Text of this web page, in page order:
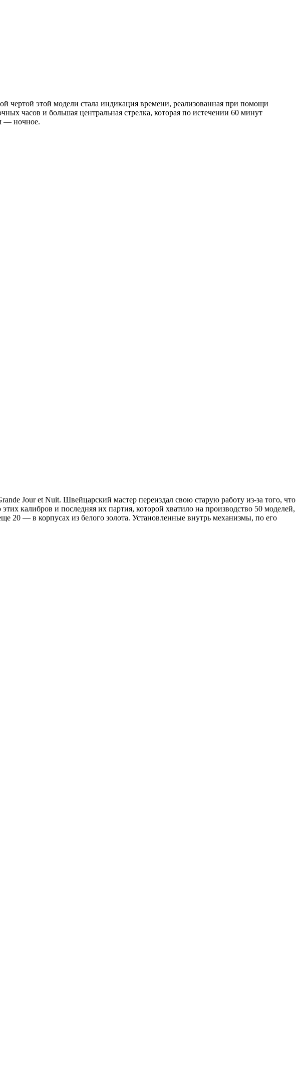
чертой этой модели стала индикация времени, реализованная при помощи
часов и большая центральная стрелка, которая по истечении 60 минут
— ночное.
Jour et Nuit. Швейцарский мастер переиздал свою старую работу из-за того, что
калибров и последняя их партия, которой хватило на производство 50 моделей,
20 — в корпусах из белого золота. Установленные внутрь механизмы, по его